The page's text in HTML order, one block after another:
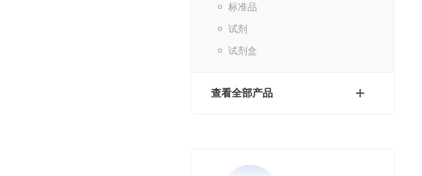
标准品
试剂
试剂盒
查看全部产品